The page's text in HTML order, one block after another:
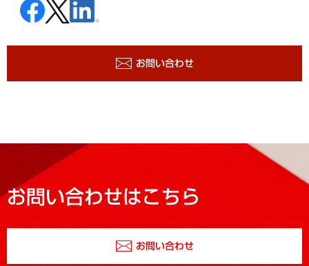
お問い合わせ
お問い合わせはこちら
お問い合わせ